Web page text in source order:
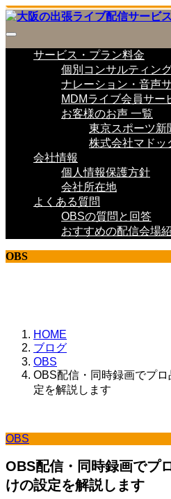
サービス・プラン料金
個別コンサルティン
ナレーション・音声
MDMライブ会員サー
お客様のお声 一覧
東京スポーツ新
株式会社マドッ
会社情報
個人情報保護方針
会社所在地
よくある質問
OBSの質問と回答
おすすめの配信会場
OBS
HOME
ブログ
OBS
OBS配信・同時録画でプ
定を解説します
OBS
OBS配信・同時録画でプ
けの設定を解説します